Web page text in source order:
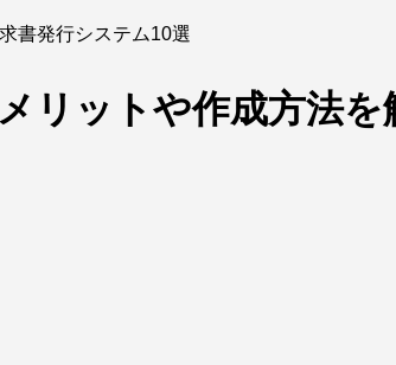
書発行システム10選
リットや作成方法